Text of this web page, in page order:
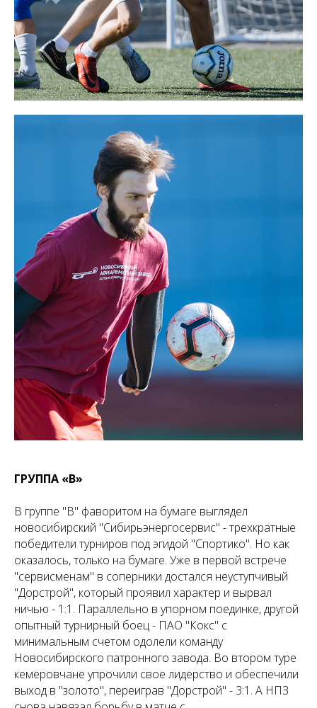
ГРУППА «B»
В группе "B" фаворитом на бумаге выглядел
новосибирский "Сибирьэнергосервис" - трехкратные
победители турниров под эгидой "Спортико". Но как
оказалось, только на бумаге. Уже в первой встрече
"сервисменам" в соперники достался неуступчивый
"Дорстрой", который проявил характер и вырвал
ничью - 1:1. Параллельно в упорном поединке, другой
опытный турнирный боец - ПАО "Кокс" с
минимальным счетом одолели команду
Новосибирского патронного завода. Во втором туре
кемеровчане упрочили свое лидерство и обеспечили
выход в "золото", переиграв "Дорстрой" - 3:1. А НПЗ